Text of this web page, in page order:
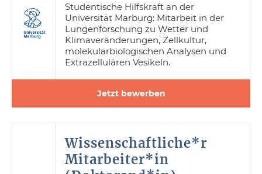
Studentische Hilfskraft an der
Universität Marburg: Mitarbeit in der
Lungenforschung zu Wetter und
Klimaveränderungen, Zellkultur,
molekularbiologischen Analysen und
Extrazellulären Vesikeln.
Jetzt bewerben
Wissenschaftliche*r
Mitarbeiter*in